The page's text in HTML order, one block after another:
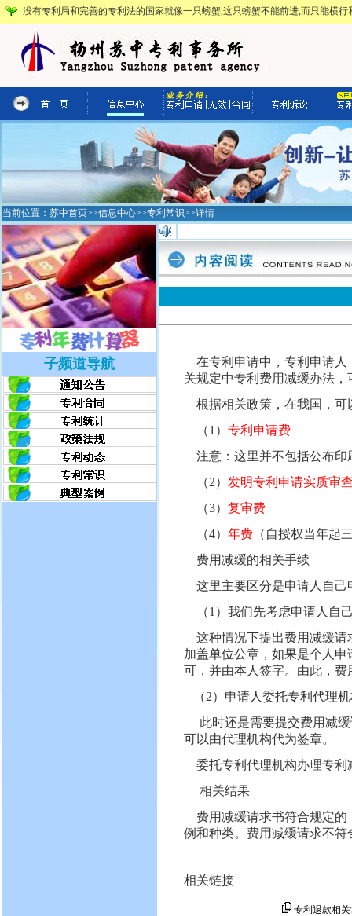
没有专利局和完善的专利法的国家就像一只螃蟹,这只螃蟹不能前进,而只能横
当前位置： 苏中首页>>信息中心>>专利常识>>详情
子频道导航
在专利申请中，专利申请人
关规定中专利费用减缓办法
根据相关政策，在我国，可
（1） 专利申请费
注意：这里并不包括公布印
（2） 发明专利申请实质审
（3） 复审费
（4） 年费 （自授权当年起
费用减缓的相关手续
这里主要区分是申请人自己
（1）我们先考虑申请人自
这种情况下提出费用减缓请
加盖单位公章，如果是个人
可，并由本人签字。由此，
（2）申请人委托专利代理
此时还是需要提交费用减缓
可以由代理机构代为签章。
委托专利代理机构办理专利
相关结果
费用减缓请求书符合规定的
例和种类。费用减缓请求不
相关链接
专利退款相